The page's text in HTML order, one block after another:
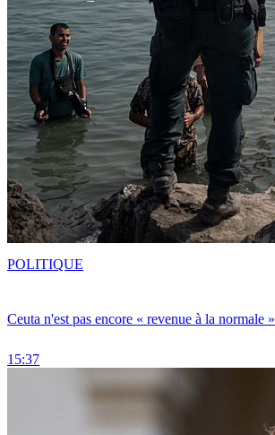
Ceuta n'est pas encore « revenue à la normale »
15:37
POLITIQUE